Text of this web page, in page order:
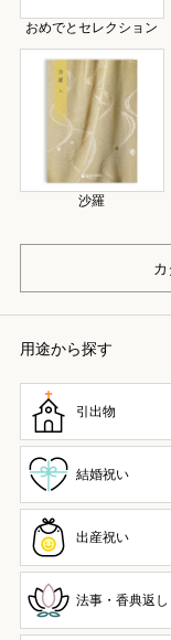
おめでとセレクション
沙羅
用途から探す
引出物
結婚祝い
出産祝い
法事・香典返し